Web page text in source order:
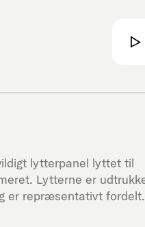
lytterpanel lyttet til
Lytterne er
er repræsentativt fordelt.